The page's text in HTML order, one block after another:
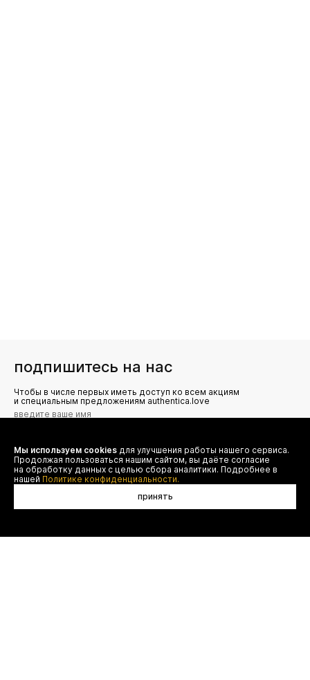
подпишитесь на нас
Чтобы в числе первых иметь доступ ко всем акциям
и специальным предложениям authentica.love
Я даю согласие на сбор, обработку и хранение моих
персональных данных (имя, email, телефон) для получения
рекламных и информационных рассылок от ООО 'БТ
Юнайтед', а также ознакомлен(а) с
Политикой конфиденциальности
Мы используем cookies для улучшения работы нашего сервиса.
Продолжая пользоваться нашим сайтом, вы даёте согласие
на обработку данных с целью сбора аналитики. Подробнее в
нашей Политике конфиденциальности.
принять